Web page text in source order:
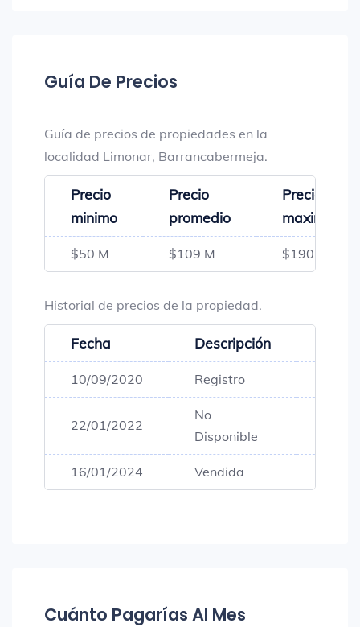
Guía De Precios
Guía de precios de propiedades en la
localidad Limonar, Barrancabermeja.
Precio
minimo
Precio
promedio
Precio
maximo
$50 M $109 M $190 M
Historial de precios de la propiedad.
Fecha Descripción
10/09/2020 Registro
22/01/2022
No
Disponible
16/01/2024 Vendida
Cuánto Pagarías Al Mes